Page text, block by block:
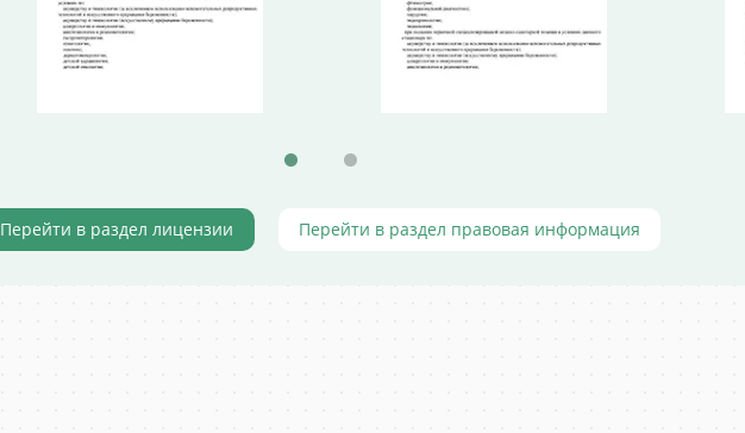
Перейти в раздел лицензии Перейти в раздел правовая информация